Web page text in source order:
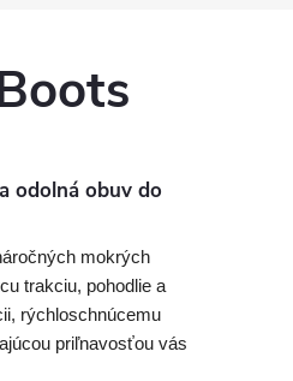
odolná obuv do
mokrých
trakciu, pohodlie a
rýchloschnúcemu
priľnavosťou vás